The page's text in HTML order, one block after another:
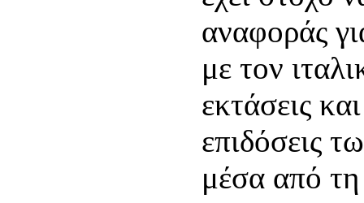
αναφοράς
με τον
εκτάσεις
επιδόσεις
μέσα από